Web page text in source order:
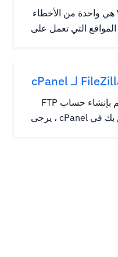
أخطاء خارج الذاكرة في WordPress هي واحدة من الأخطاء
التي تعمل على
يكون التعليمات
كيف أستخدم FileZilla و cPanel؟ قم بإنشاء حساب FTP
الخاص بك لإنشاء حساب FTP الخاص بك في cPanel ، يرجى